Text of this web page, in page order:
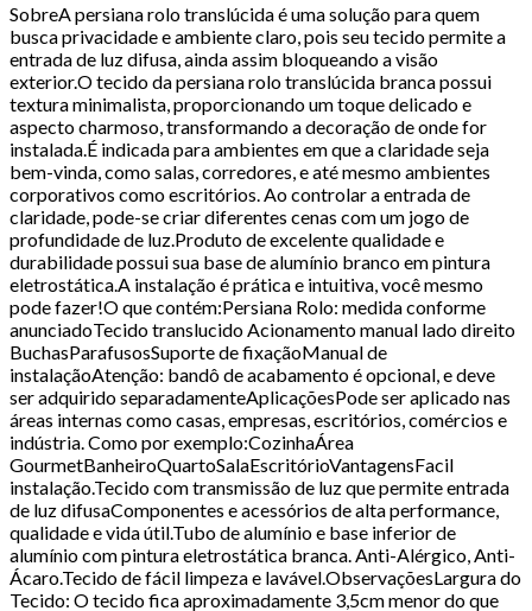
SobreA persiana rolo translúcida é uma solução para quem
busca privacidade e ambiente claro, pois seu tecido permite a
entrada de luz difusa, ainda assim bloqueando a visão
exterior.O tecido da persiana rolo translúcida branca possui
textura minimalista, proporcionando um toque delicado e
aspecto charmoso, transformando a decoração de onde for
instalada.É indicada para ambientes em que a claridade seja
bem-vinda, como salas, corredores, e até mesmo ambientes
corporativos como escritórios. Ao controlar a entrada de
claridade, pode-se criar diferentes cenas com um jogo de
profundidade de luz.Produto de excelente qualidade e
durabilidade possui sua base de alumínio branco em pintura
eletrostática.A instalação é prática e intuitiva, você mesmo
pode fazer!O que contém:Persiana Rolo: medida conforme
anunciadoTecido translucido Acionamento manual lado direito
BuchasParafusosSuporte de fixaçãoManual de
instalaçãoAtenção: bandô de acabamento é opcional, e deve
ser adquirido separadamenteAplicaçõesPode ser aplicado nas
áreas internas como casas, empresas, escritórios, comércios e
indústria. Como por exemplo:CozinhaÁrea
GourmetBanheiroQuartoSalaEscritórioVantagensFacil
instalação.Tecido com transmissão de luz que permite entrada
de luz difusaComponentes e acessórios de alta performance,
qualidade e vida útil.Tubo de alumínio e base inferior de
alumínio com pintura eletrostática branca. Anti-Alérgico, Anti-
Ácaro.Tecido de fácil limpeza e lavável.ObservaçõesLargura do
Tecido: O tecido fica aproximadamente 3,5cm menor do que